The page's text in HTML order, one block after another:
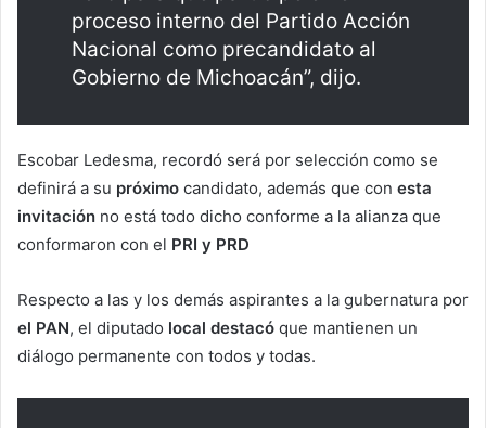
proceso interno del Partido Acción
Nacional como precandidato al
Gobierno de Michoacán”, dijo.
Escobar Ledesma, recordó será por selección como se
definirá a su próximo candidato, además que con esta
invitación no está todo dicho conforme a la alianza que
conformaron con el PRI y PRD
Respecto a las y los demás aspirantes a la gubernatura por
el PAN, el diputado local destacó que mantienen un
diálogo permanente con todos y todas.